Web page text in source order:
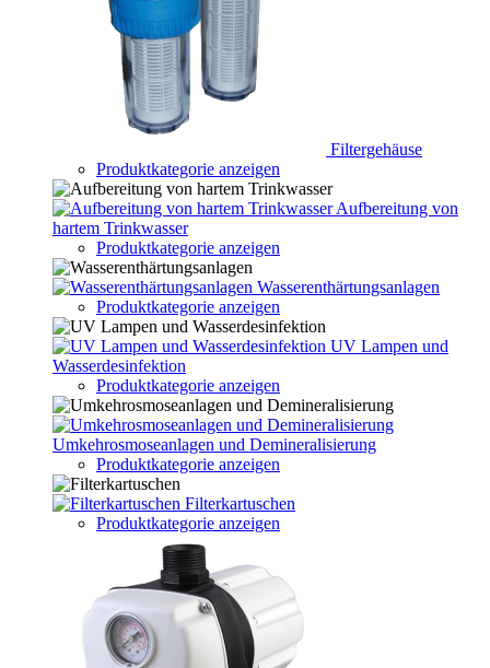
Filtergehäuse
Produktkategorie anzeigen
Aufbereitung von
hartem Trinkwasser
Produktkategorie anzeigen
Wasserenthärtungsanlagen
Produktkategorie anzeigen
UV Lampen und
Wasserdesinfektion
Produktkategorie anzeigen
Umkehrosmoseanlagen und Demineralisierung
Produktkategorie anzeigen
Filterkartuschen
Produktkategorie anzeigen